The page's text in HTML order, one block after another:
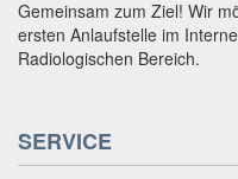
Gemeinsam zum Ziel! Wir
ersten Anlaufstelle im
Radiologischen Bereich.
SERVICE